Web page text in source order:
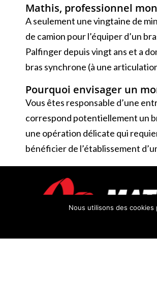
Mathis, professionnel
A seulement une vingtaine de
de camion pour l’équiper d’un
Palfinger depuis vingt ans et a
bras synchrone (à une
Pourquoi envisager un
Vous êtes responsable d’une
correspond potentiellement un
une opération délicate qui
bénéficier de l’établissement
Nous utilisons des